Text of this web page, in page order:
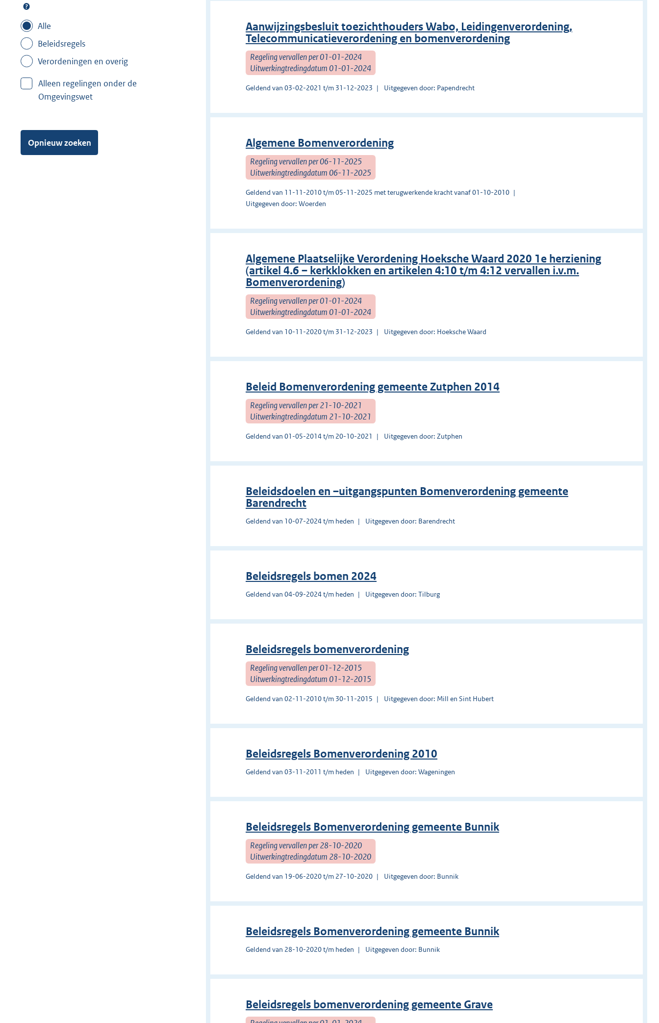
Alle
Beleidsregels
Verordeningen en overig
Alleen regelingen onder de
Omgevingswet
Opnieuw zoeken
Aanwijzingsbesluit toezichthouders Wabo, Leidingenverordening,
Telecommunicatieverordening en bomenverordening
Regeling vervallen per 01-01-2024
Uitwerkingtredingdatum 01-01-2024
Geldend van 03-02-2021 t/m 31-12-2023 Uitgegeven door: Papendrecht
Algemene Bomenverordening
Regeling vervallen per 06-11-2025
Uitwerkingtredingdatum 06-11-2025
Geldend van 11-11-2010 t/m 05-11-2025 met terugwerkende kracht vanaf 01-10-2010
Uitgegeven door: Woerden
Algemene Plaatselijke Verordening Hoeksche Waard 2020 1e herziening
(artikel 4.6 – kerkklokken en artikelen 4:10 t/m 4:12 vervallen i.v.m.
Bomenverordening)
Regeling vervallen per 01-01-2024
Uitwerkingtredingdatum 01-01-2024
Geldend van 10-11-2020 t/m 31-12-2023 Uitgegeven door: Hoeksche Waard
Beleid Bomenverordening gemeente Zutphen 2014
Regeling vervallen per 21-10-2021
Uitwerkingtredingdatum 21-10-2021
Geldend van 01-05-2014 t/m 20-10-2021 Uitgegeven door: Zutphen
Beleidsdoelen en –uitgangspunten Bomenverordening gemeente
Barendrecht
Geldend van 10-07-2024 t/m heden Uitgegeven door: Barendrecht
Beleidsregels bomen 2024
Geldend van 04-09-2024 t/m heden Uitgegeven door: Tilburg
Beleidsregels bomenverordening
Regeling vervallen per 01-12-2015
Uitwerkingtredingdatum 01-12-2015
Geldend van 02-11-2010 t/m 30-11-2015 Uitgegeven door: Mill en Sint Hubert
Beleidsregels Bomenverordening 2010
Geldend van 03-11-2011 t/m heden Uitgegeven door: Wageningen
Beleidsregels Bomenverordening gemeente Bunnik
Regeling vervallen per 28-10-2020
Uitwerkingtredingdatum 28-10-2020
Geldend van 19-06-2020 t/m 27-10-2020 Uitgegeven door: Bunnik
Beleidsregels Bomenverordening gemeente Bunnik
Geldend van 28-10-2020 t/m heden Uitgegeven door: Bunnik
Beleidsregels bomenverordening gemeente Grave